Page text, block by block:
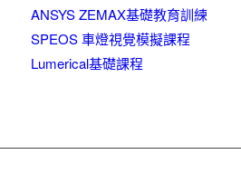
ANSYS ZEMAX基礎教育訓練
SPEOS 車燈視覺模擬課程
Lumerical基礎課程